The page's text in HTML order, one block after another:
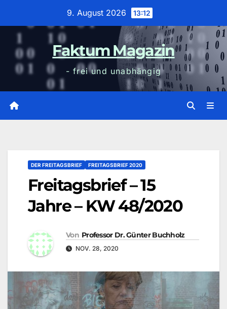
9. August 2026 13:12
Faktum Magazin
- frei und unabhängig
DER FREITAGSBRIEF FREITAGSBRIEF 2020
Freitagsbrief – 15
Jahre – KW 48/2020
Von Professor Dr. Günter Buchholz
NOV. 28, 2020